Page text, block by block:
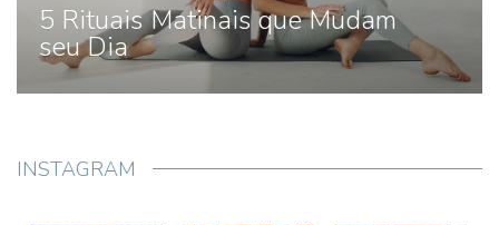
5 Rituais Matinais que Mudam
seu Dia
INSTAGRAM